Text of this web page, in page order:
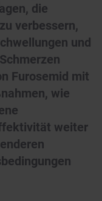
die
verbessern,
und
Furosemid mit
wie
weiter